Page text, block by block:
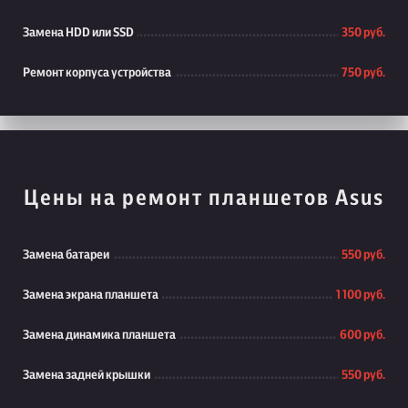
Замена HDD или SSD 350 руб.
Ремонт корпуса устройства 750 руб.
Цены на ремонт планшетов Asus
Замена батареи 550 руб.
Замена экрана планшета 1 100 руб.
Замена динамика планшета 600 руб.
Замена задней крышки 550 руб.